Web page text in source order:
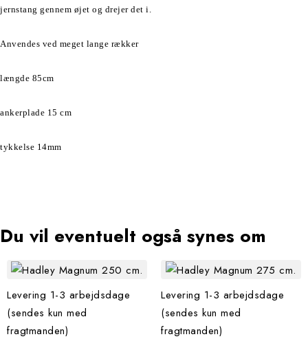
jernstang gennem øjet og drejer det i.
Anvendes ved meget lange rækker
længde 85cm
ankerplade 15 cm
tykkelse 14mm
du vil eventuelt også synes om
Levering 1-3 arbejdsdage
(sendes kun med
fragtmanden)
Levering 1-3 arbejdsdage
(sendes kun med
fragtmanden)